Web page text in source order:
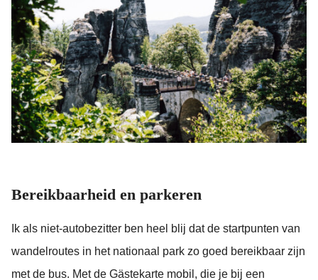
Bereikbaarheid en parkeren
Ik als niet-autobezitter ben heel blij dat de startpunten van
wandelroutes in het nationaal park zo goed bereikbaar zijn
met de bus. Met de Gästekarte mobil, die je bij een